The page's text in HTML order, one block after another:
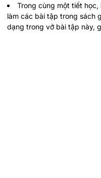
Trong cùng một tiết học,
làm các bài tập trong sách
dạng trong vở bài tập này,